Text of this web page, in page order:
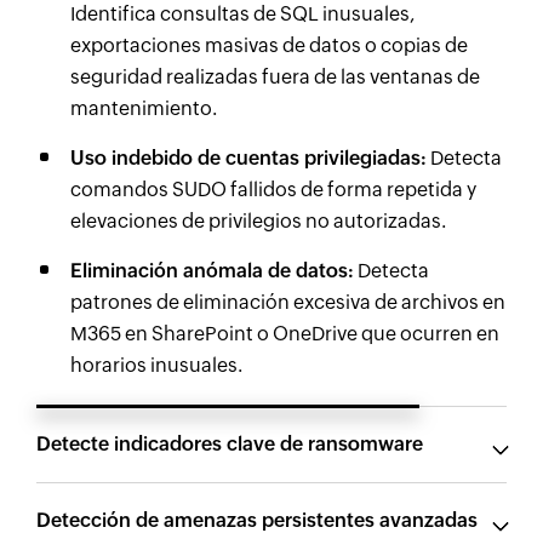
Identifica consultas de SQL inusuales,
exportaciones masivas de datos o copias de
seguridad realizadas fuera de las ventanas de
mantenimiento.
Uso indebido de cuentas privilegiadas: Detecta
comandos SUDO fallidos de forma repetida y
elevaciones de privilegios no autorizadas.
Eliminación anómala de datos: Detecta
patrones de eliminación excesiva de archivos en
M365 en SharePoint o OneDrive que ocurren en
horarios inusuales.
Detecte indicadores clave de ransomware
Detección de amenazas persistentes avanzadas